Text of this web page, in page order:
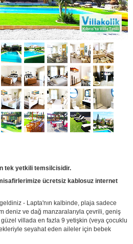
tek yetkili temsilcisidir.
ücretsiz kablosuz internet
geldiniz - Lapta'nın kalbinde, plaja sadece
deniz ve dağ manzaralarıyla çevrili, geniş
villada en fazla 9 yetişkin (veya çocuklu
seyahat eden aileler için bebek